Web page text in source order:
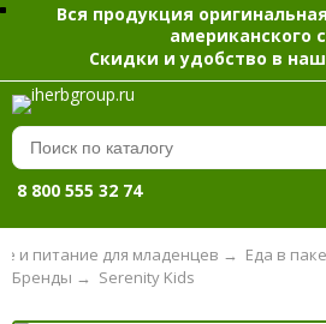
Вся продукция
американского
Скидки и удобство в
8 800 555 32 74
и питание для младенцев → Еда в
Serenity Kids
Бренды →